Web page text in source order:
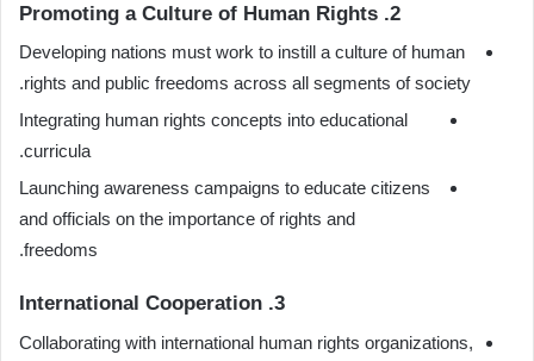
2. Promoting a Culture of Human Rights
Developing nations must work to instill a culture of human
rights and public freedoms across all segments of society.
Integrating human rights concepts into educational
curricula.
Launching awareness campaigns to educate citizens
and officials on the importance of rights and
freedoms.
3. International Cooperation
Collaborating with international human rights organizations,